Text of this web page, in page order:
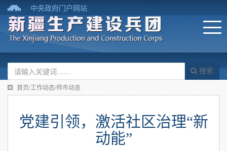
中央政府门户网站
搜索
首页/工作动态/师市动态
党建引领，激活社区治理“新
动能”